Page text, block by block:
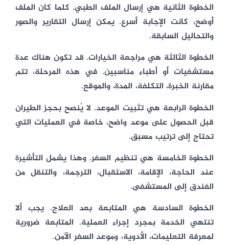
الخطوة الثانية هي إرسال الملف الطبي. كلما كان الملف
أوضح، كانت الإجابة أسرع. يمكن إرسال التقارير والصور
والتحاليل السابقة.
الخطوة الثالثة هي مراجعة الخيارات. قد تكون هناك عدة
مستشفيات أو أطباء مناسبين. في هذه المرحلة، تتم
مقارنة الخبرة، التكلفة، المدة، والموقع.
الخطوة الرابعة هي تثبيت الموعد. لا يُنصح بحجز الطيران
قبل الحصول على موعد واضح، خاصة في العمليات التي
تحتاج إلى ترتيب مسبق.
الخطوة الخامسة هي تنظيم السفر. وهذا يشمل التأشيرة
عند الحاجة، الإقامة، الاستقبال، الترجمة، والتنقل من
الفندق إلى المستشفى.
الخطوة السادسة هي المتابعة بعد العلاج. يجب ألا
تنتهي الخدمة بمجرد إجراء العملية. المتابعة ضرورية
لمعرفة التعليمات، الأدوية، وموعد السفر الآمن.